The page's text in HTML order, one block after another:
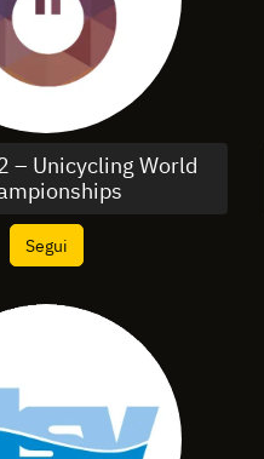
– Unicycling World
Segui